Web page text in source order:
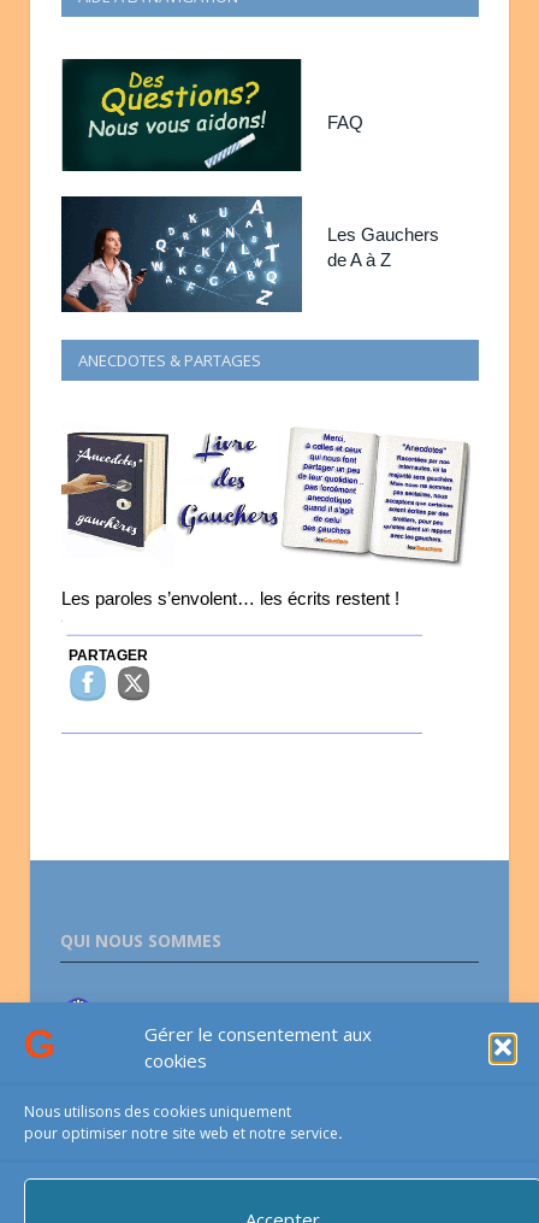
Gérer le consentement aux
cookies
Nous utilisons des cookies uniquement
pour optimiser notre site web et notre service.
FAQ
Les Gauchers
de A à Z
ANECDOTES & PARTAGES
Les paroles s’envolent… les écrits restent !
PARTAGER
QUI NOUS SOMMES
Association lesGauchers.com